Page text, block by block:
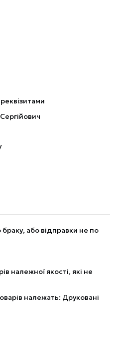
або відправки не по
належної якості, які не
належать: Друковані